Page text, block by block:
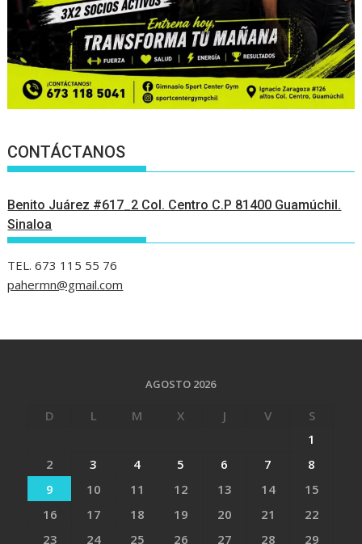
CONTÁCTANOS
Benito Juárez #617_2 Col. Centro C.P 81400 Guamúchil.
Sinaloa
TEL. 673 115 55 76
pahermn@gmail.com
AGOSTO 2026
D L M X J V
S
1
2
3 4 5 6 7
8
9
10 11 12 13 14
15
16
17 18 19 20 21
22
23
24 25 26 27 28 29